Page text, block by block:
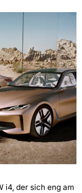
i4, der sich eng am